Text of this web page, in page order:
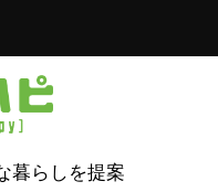
暮らしを提案